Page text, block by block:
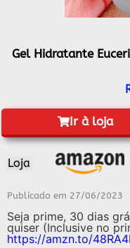
Gel Hidratante
Ir à loja
Loja
Publicado em 27/06/2023
Seja prime, 30 dias
quiser (Inclusive no
https://amzn.to/